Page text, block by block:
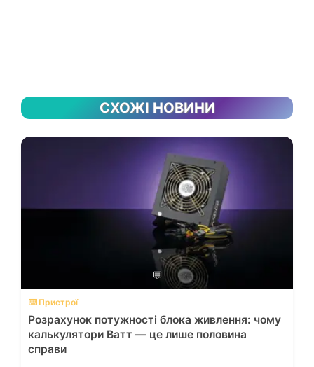
СХОЖІ НОВИНИ
💬
⌨️ Пристрої
Розрахунок потужності блока живлення: чому
калькулятори Ватт — це лише половина
справи